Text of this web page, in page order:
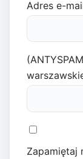
Adres e-
Zapamiętaj